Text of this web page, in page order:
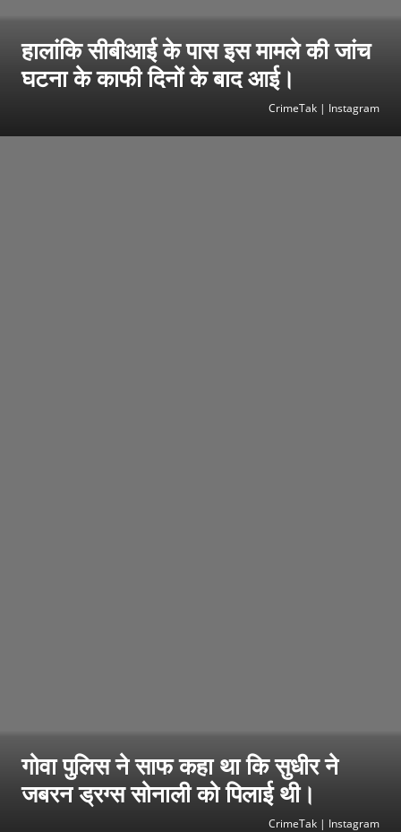
हालांकि सीबीआई के पास इस मामले की जांच
घटना के काफी दिनों के बाद आई।
CrimeTak | Instagram
गोवा पुलिस ने साफ कहा था कि सुधीर ने
जबरन ड्रग्स सोनाली को पिलाई थी।
CrimeTak | Instagram